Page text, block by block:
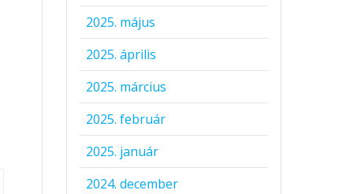
2025. május
2025. április
2025. március
2025. február
2025. január
2024. december